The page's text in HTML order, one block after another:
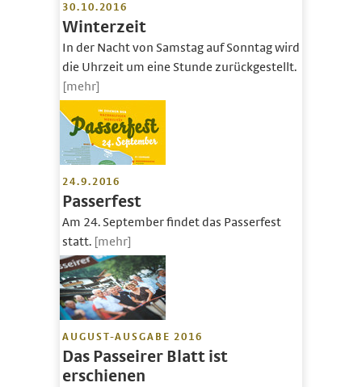
30.10.2016
Winterzeit
In der Nacht von Samstag auf Sonntag wird
die Uhrzeit um eine Stunde zurückgestellt.
[mehr]
24.9.2016
Passerfest
Am 24. September findet das Passerfest
statt. [mehr]
AUGUST-AUSGABE 2016
Das Passeirer Blatt ist
erschienen